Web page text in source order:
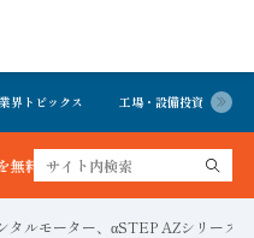
業界トピックス 工場・設備投資
開中 詳細はこちら
タルモーター、αSTEP AZシリーズ